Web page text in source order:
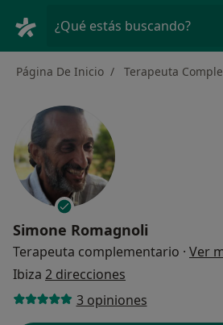
¿Qué estás buscando?
Página De Inicio Terapeuta
Simone Romagnoli
Terapeuta complementario · Ver
Ibiza 2 direcciones
3 opiniones